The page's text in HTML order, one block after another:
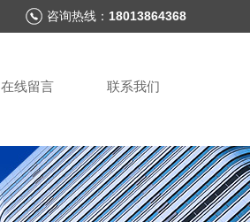
咨询热线： 18013864368
在线留言 联系我们